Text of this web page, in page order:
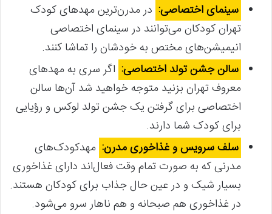
سینمای اختصاصی: در مدرن‌ترین مهدهای کودک
تهران کودکان می‌توانند در سینمای اختصاصی
انیمیشن‌های مختص به خودشان را تماشا کنند.
سالن جشن تولد اختصاصی: اگر سری به مهدهای
معروف تهران بزنید متوجه خواهید شد آن‌ها سالن
اختصاصی برای گرفتن یک جشن تولد لوکس و رؤیایی
برای کودک شما دارند.
سلف سرویس و غذاخوری مدرن: مهدکودک‌های
مدرنی که به صورت تمام وقت فعال‌اند دارای غذاخوری
بسیار شیک و در عین حال جذاب برای کودکان هستند.
در غذاخوری هم صبحانه و هم ناهار سرو می‌شود.